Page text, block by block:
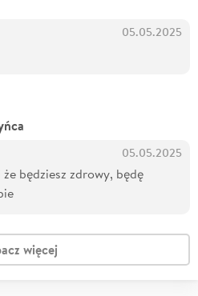
05.05.2025
05.05.2025
będziesz zdrowy, będę
więcej